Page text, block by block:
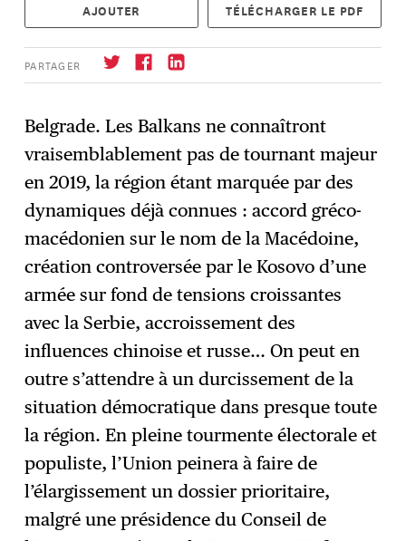
AJOUTER TÉLÉCHARGER LE PDF
PARTAGER
→ S'abonner
Belgrade. Les Balkans ne connaîtront
vraisemblablement pas de tournant majeur
en 2019, la région étant marquée par des
dynamiques déjà connues : accord gréco-
macédonien sur le nom de la Macédoine,
création controversée par le Kosovo d’une
armée sur fond de tensions croissantes
avec la Serbie, accroissement des
influences chinoise et russe… On peut en
outre s’attendre à un durcissement de la
situation démocratique dans presque toute
la région. En pleine tourmente électorale et
populiste, l’Union peinera à faire de
l’élargissement un dossier prioritaire,
malgré une présidence du Conseil de